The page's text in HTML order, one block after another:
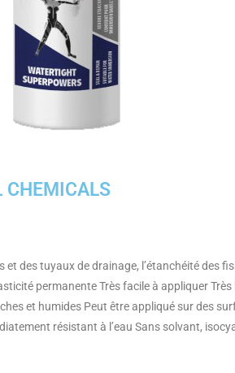
CHEMICALS
des tuyaux de drainage, l’étanchéité des
permanente Très facile à appliquer
et humides Peut être appliqué sur des
résistant à l’eau Sans solvant,